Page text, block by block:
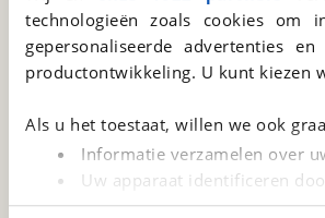
technologieën zoals cookies
gepersonaliseerde advertenties
productontwikkeling. U kunt kiezen
Als u het toestaat, willen we ook
Informatie verzamelen over
Uw apparaat identificeren
Lees meer over hoe uw
viaBOVAG.nl
3981 AJBunnik
Een initiatief van
BOVAG